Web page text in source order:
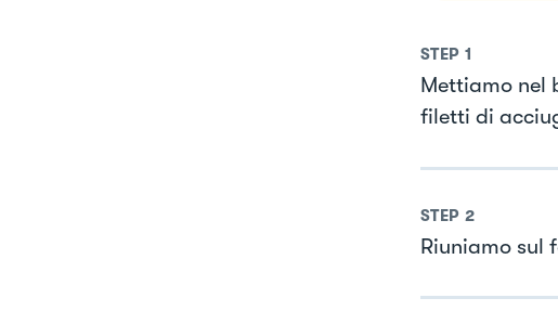
STEP 1
Mettiamo nel
filetti di
STEP 2
Riuniamo sul